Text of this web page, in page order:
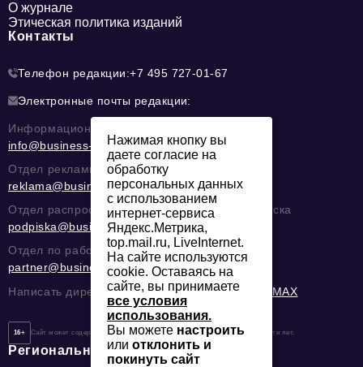
О журнале
Этическая политика изданий
Контакты
Телефон редакции:+7 495 727-01-67
Электронные почты редакции:
Информационный отдел
info@business-magazine.online
Отдел рекламы
reklama@business-magazine.online
Отдел распространения/редакционная подписка
podpiska@business-magazine.online
Отдел по работе с партнерами
partner@business-magazine.online
Написать директору в телеграм@mazov MAX
16+ Сайт может содержать контент, не предназначенный для лиц младше 16-ти лет.
Региональные редакции
Нажимая кнопку вы
даете согласие на
обработку
персональных данных
с использованием
интернет-сервиса
Яндекс.Метрика,
top.mail.ru, LiveInternet.
На сайте используются
cookie. Оставаясь на
сайте, вы принимаете
все условия
использования.
Вы можете настроить
или отклонить и
покинуть сайт